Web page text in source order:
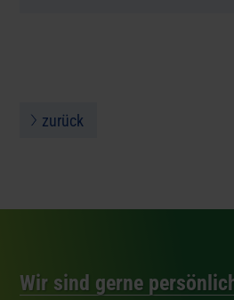
zurück
Wir sind gerne